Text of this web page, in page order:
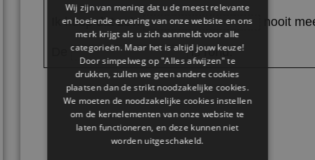
Ik hoop dat zo'n nooit
De is rond.
Wij zijn van mening dat u de meest relevante
en boeiende ervaring van onze website en ons
merk krijgt als u zich aanmeldt voor alle
categorieën. Maar het is altijd jouw keuze!
Door simpelweg op "Alles afwijzen" te
drukken, zullen we geen andere cookies
plaatsen dan de strikt noodzakelijke cookies.
We moeten de noodzakelijke cookies instellen
om de kernelementen van onze website te
laten functioneren, en deze kunnen niet
worden uitgeschakeld.